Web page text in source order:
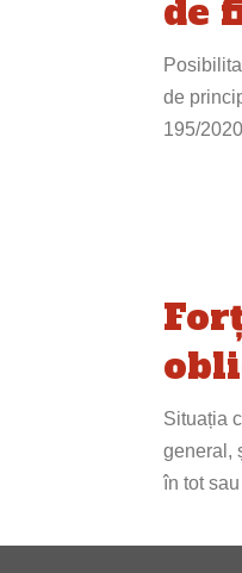
de
de
195/
Situația
general,
în tot